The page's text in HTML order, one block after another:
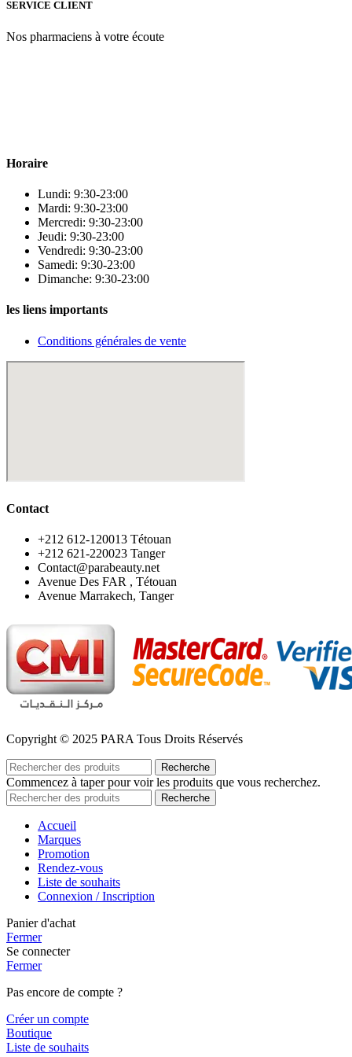
SERVICE CLIENT
Nos pharmaciens à votre écoute
Horaire
Lundi: 9:30-23:00
Mardi: 9:30-23:00
Mercredi: 9:30-23:00
Jeudi: 9:30-23:00
Vendredi: 9:30-23:00
Samedi: 9:30-23:00
Dimanche: 9:30-23:00
les liens importants
Conditions générales de vente
Contact
‪+212 612-120013 Tétouan
‪+212 621-220023 Tanger
Contact@parabeauty.net
Avenue Des FAR , Tétouan
Avenue Marrakech, Tanger
Copyright © 2025 PARA Tous Droits Réservés
Recherche
Commencez à taper pour voir les produits que vous recherchez.
Recherche
Accueil
Marques
Promotion
Rendez-vous
Liste de souhaits
Connexion / Inscription
Panier d'achat
Fermer
Se connecter
Fermer
Pas encore de compte ?
Créer un compte
Boutique
Liste de souhaits